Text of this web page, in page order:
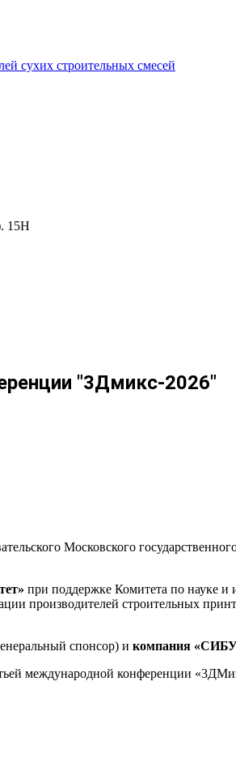
15Н
"3Дмикс-2026"
Московского
при поддержке Комитета по науке
производителей строительных
спонсор) и компания
международной конференции